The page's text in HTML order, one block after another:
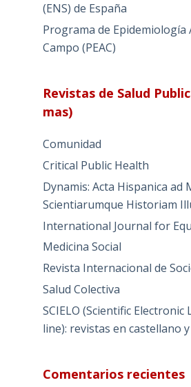
(ENS) de España
Programa de Epidemiología
Campo (PEAC)
Revistas de Salud
mas)
Comunidad
Critical Public Health
Dynamis: Acta Hispanica ad
Scientiarumque Historiam
International Journal for
Medicina Social
Revista Internacional de
Salud Colectiva
SCIELO (Scientific Electronic
line): revistas en castellano
Comentarios recientes